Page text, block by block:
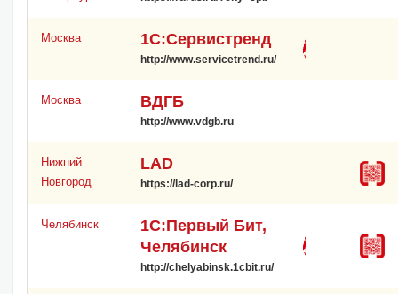
Москва 1С:Сервистренд
http://www.servicetrend.ru/
Москва ВДГБ
http://www.vdgb.ru
Нижний
Новгород
LAD
https://lad-corp.ru/
Челябинск
1С:Первый Бит,
Челябинск
http://chelyabinsk.1cbit.ru/